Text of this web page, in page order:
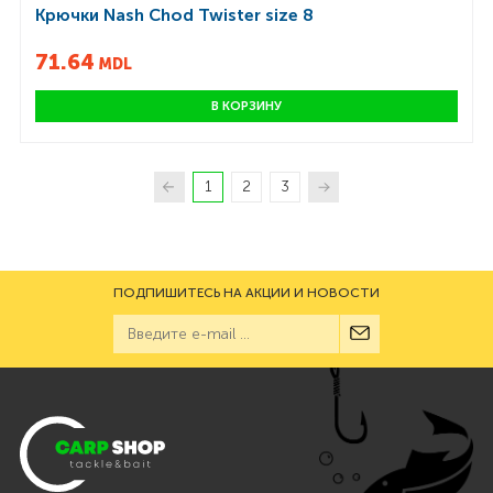
Крючки Nash Chod Twister size 8
71.64 MDL
В КОРЗИНУ
1 2 3
ПОДПИШИТЕСЬ НА АКЦИИ И НОВОСТИ